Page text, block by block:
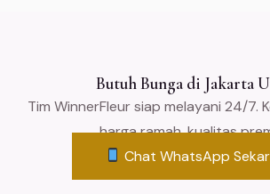
Butuh Bunga di Jakarta
Tim WinnerFleur siap melayani 24/7.
harga ramah, kualitas
Chat WhatsApp